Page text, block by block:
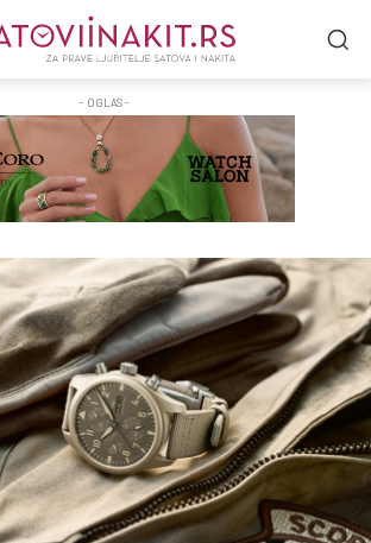
- OGLAS -